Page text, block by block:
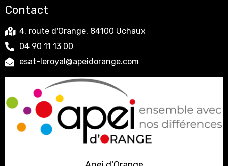
Contact
4, route d'Orange, 84100 Uchaux
04 90 11 13 00
esat-leroyal@apeidorange.com